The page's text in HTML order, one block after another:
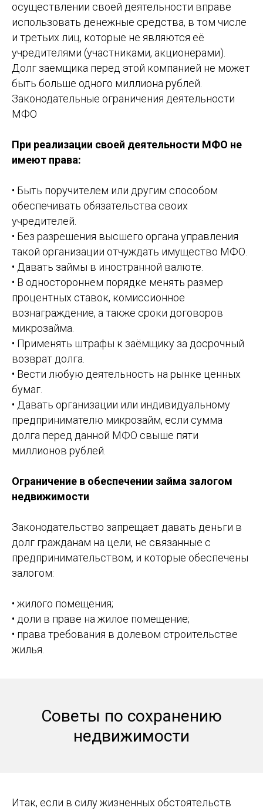
осуществлении своей деятельности вправе
использовать денежные средства, в том числе
и третьих лиц, которые не являются её
учредителями (участниками, акционерами).
Долг заемщика перед этой компанией не может
быть больше одного миллиона рублей.
Законодательные ограничения деятельности
МФО
При реализации своей деятельности МФО не
имеют права:
• Быть поручителем или другим способом
обеспечивать обязательства своих
учредителей.
• Без разрешения высшего органа управления
такой организации отчуждать имущество МФО.
• Давать займы в иностранной валюте.
• В одностороннем порядке менять размер
процентных ставок, комиссионное
вознаграждение, а также сроки договоров
микрозайма.
• Применять штрафы к заёмщику за досрочный
возврат долга.
• Вести любую деятельность на рынке ценных
бумаг.
• Давать организации или индивидуальному
предпринимателю микрозайм, если сумма
долга перед данной МФО свыше пяти
миллионов рублей.
Ограничение в обеспечении займа залогом
недвижимости
Законодательство запрещает давать деньги в
долг гражданам на цели, не связанные с
предпринимательством, и которые обеспечены
залогом:
• жилого помещения;
• доли в праве на жилое помещение;
• права требования в долевом строительстве
жилья.
Советы по сохранению
недвижимости
Итак, если в силу жизненных обстоятельств